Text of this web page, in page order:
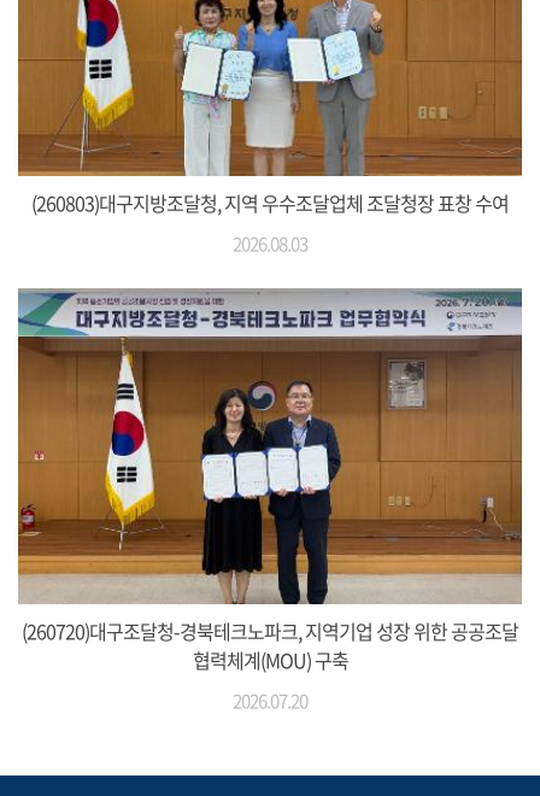
(260803)대구지방조달청, 지역 우수조달업체 조달청장 표창 수여
2026.08.03
(260720)대구조달청-경북테크노파크, 지역기업 성장 위한 공공조달
협력체계(MOU) 구축
2026.07.20